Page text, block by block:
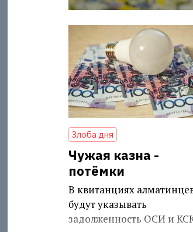
Злоба дня
Чужая казна -
потёмки
В квитанциях
будут указывать
задолженность ОСИ и